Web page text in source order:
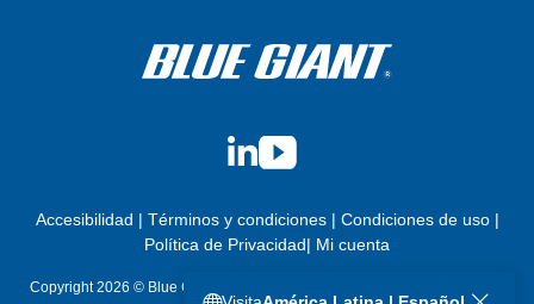
LinkedIn
YouTube
Accesibilidad | Términos y condiciones| Condiciones de uso|
Política de Privacidad| Mi cuenta
Copyright 2026 © Blue Giant Equipment Corporation. Todos los derechos